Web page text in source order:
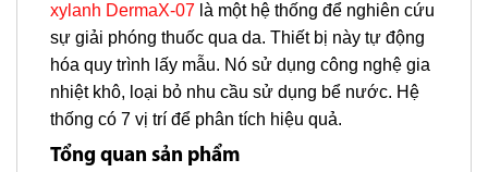
xylanh DermaX-07 là một hệ thống để nghiên cứu
sự giải phóng thuốc qua da. Thiết bị này tự động
hóa quy trình lấy mẫu. Nó sử dụng công nghệ gia
nhiệt khô, loại bỏ nhu cầu sử dụng bể nước. Hệ
thống có 7 vị trí để phân tích hiệu quả.
Tổng quan sản phẩm